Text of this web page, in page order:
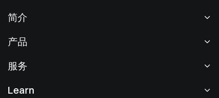
简介
新闻中心
产品
现货交易
服务
Learn